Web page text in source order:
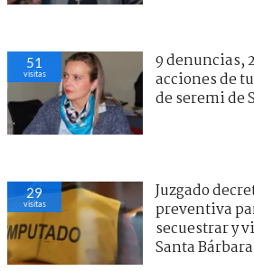
51
visitas
9 denuncias,
acciones de
de seremi de
29
visitas
Juzgado
preventiva
secuestrar y
Santa Bárbara